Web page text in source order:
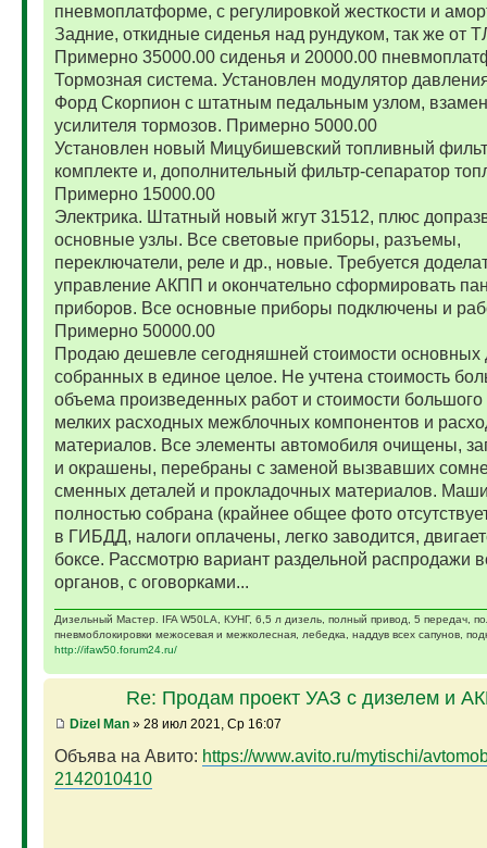
пневмоплатформе, с регулировкой жесткости и
Задние, откидные сиденья над рундуком, так же от
Примерно 35000.00 сиденья и 20000.00
Тормозная система. Установлен модулятор
Форд Скорпион с штатным педальным узлом, взамен
усилителя тормозов. Примерно 5000.00
Установлен новый Мицубишевский топливный
комплекте и, дополнительный фильтр-сепаратор
Примерно 15000.00
Электрика. Штатный новый жгут 31512, плюс
основные узлы. Все световые приборы, разъемы,
переключатели, реле и др., новые. Требуется
управление АКПП и окончательно сформировать
приборов. Все основные приборы подключены и
Примерно 50000.00
Продаю дешевле сегодняшней стоимости основных
собранных в единое целое. Не учтена стоимость
объема произведенных работ и стоимости большого
мелких расходных межблочных компонентов и
материалов. Все элементы автомобиля очищены,
и окрашены, перебраны с заменой вызвавших
сменных деталей и прокладочных материалов.
полностью собрана (крайнее общее фото
в ГИБДД, налоги оплачены, легко заводится,
боксе. Рассмотрю вариант раздельной распродажи
органов, с оговорками...
Дизельный Мастер. IFA W50LA, КУНГ, 6,5 л дизель, полный привод, 5 передач,
пневмоблокировки межосевая и межколесная, лебедка, наддув всех сапунов,
http://ifaw50.forum24.ru/
Re: Продам проект УАЗ с дизелем и
Dizel Man» 28 июл 2021, Ср 16:07
Объява на Авито: https://www.avito.ru/mytischi/
2142010410